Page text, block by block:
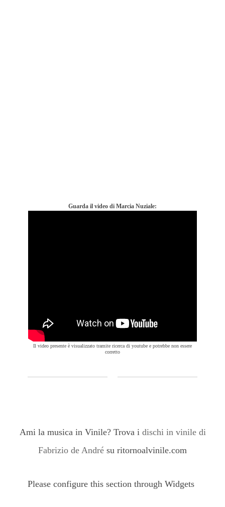
Guarda il video di Marcia Nuziale:
Il video presente è visualizzato tramite ricerca di youtube e potrebbe non essere
corretto
Ami la musica in Vinile? Trova i dischi in vinile di
Fabrizio de André su ritornoalvinile.com
Please configure this section through Widgets